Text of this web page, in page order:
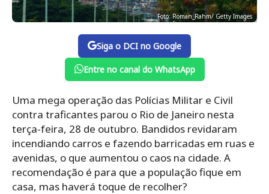
Foto: Roman_Rahm/ Getty Images
Siga o DCI no Google
Entre no canal do WhatsApp
Uma mega operação das Polícias Militar e Civil
contra traficantes parou o Rio de Janeiro nesta
terça-feira, 28 de outubro. Bandidos revidaram
incendiando carros e fazendo barricadas em ruas e
avenidas, o que aumentou o caos na cidade. A
recomendação é para que a população fique em
casa, mas haverá toque de recolher?